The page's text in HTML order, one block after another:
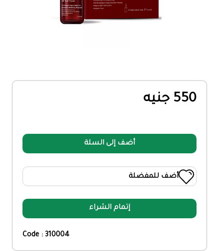
550 جنيه
أضف إلى السلة
أضف للمفضلة
إتمام الشراء
Code : 310004